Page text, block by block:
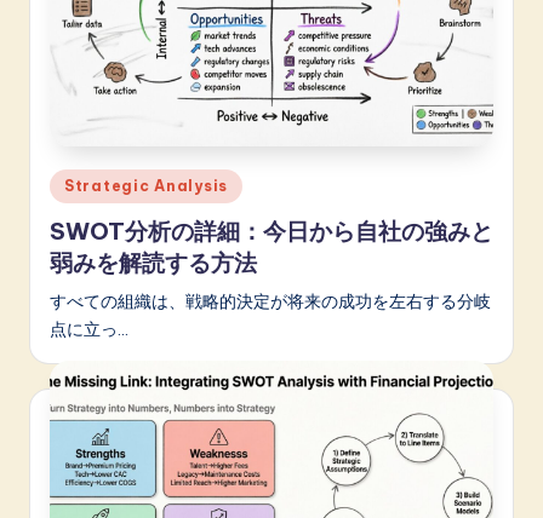
t
&
S
o
f
t
w
r
Posted
in
Strategic Analysis
SWOT分析の詳細：今日から自社の強みと
弱みを解読する方法
すべての組織は、戦略的決定が将来の成功を左右する分岐
点に立っ…